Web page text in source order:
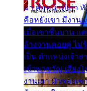
มา คือหน้าที่เก่า
คือหยังเขา มีงาน
เมื่อเขาชื่นบาน แ
ล้างจานคอยคู่ ไม่
เป็น ตำแหน่งเจ้า
เข้าพาขวัญ เสียง
งานเฮา มัวซอยเ